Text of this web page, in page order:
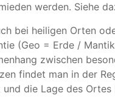
werden. Siehe
bei heiligen Orten
(Geo = Erde /
zwischen
findet man in der
und die Lage des Ortes